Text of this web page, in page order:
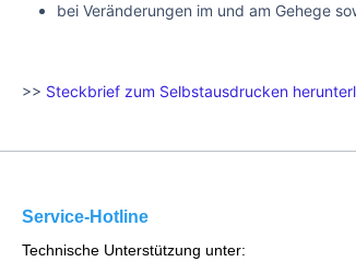
bei Veränderungen im und am Gehege
>> Steckbrief zum Selbstausdrucken
Service-Hotline
Technische Unterstützung unter: